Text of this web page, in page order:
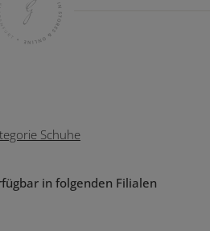
Schuhe
in folgenden Filialen